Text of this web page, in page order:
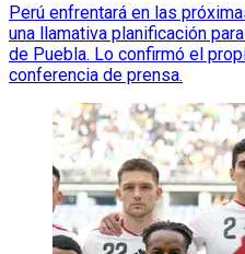
Perú enfrentará en las
una llamativa planificación
de Puebla. Lo confirmó el
conferencia de prensa.